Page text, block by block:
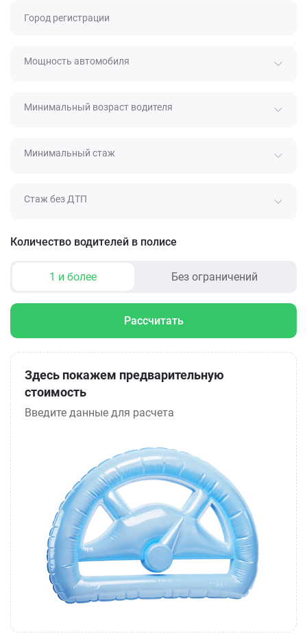
Город регистрации
Мощность автомобиля
Минимальный возраст водителя
Минимальный стаж
Стаж без ДТП
Количество водителей в полисе
1 и более Без ограничений
Рассчитать
Здесь покажем предварительную
стоимость
Введите данные для расчета